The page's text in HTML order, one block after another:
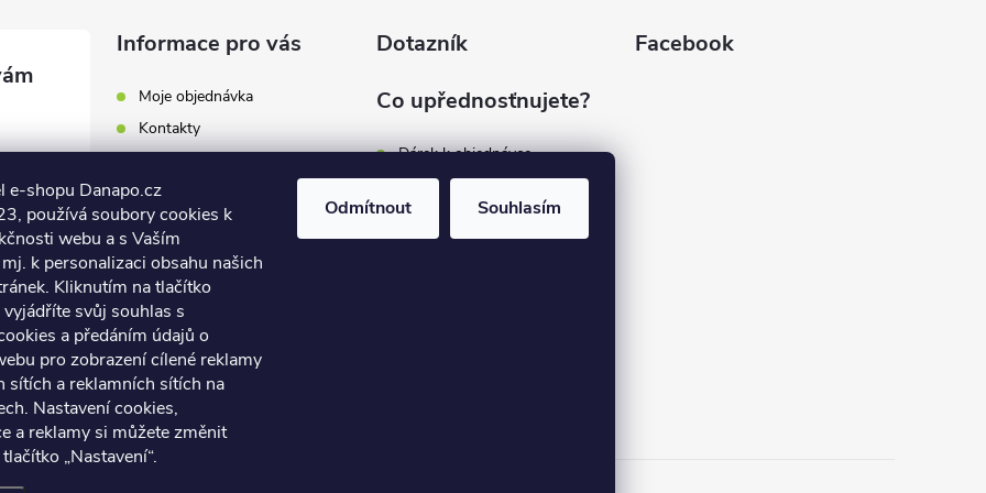
e-shopu Danapo.cz
používá soubory cookies k
webu a s Vaším
k personalizaci obsahu našich
Kliknutím na tlačítko
vyjádříte svůj souhlas s
a předáním údajů o
pro zobrazení cílené reklamy
sítích a reklamních sítích na
Nastavení cookies,
a reklamy si můžete změnit
„Nastavení“.
Odmítnout Souhlasím
446
446
Informace pro vás
Moje objednávka
Kontakty
Hodnocení obchodu
Obchodní podmínky
Reklamace a výměna zboží
Podmínky ochrany osobních
údajů
Soubory cookies
Napište nám
Jak nakupovat? / How to
shop?
Dotazník
Co upřednosťnujete?
Dárek k objednávce
Zákaznický servis
Dopravu zdarma
Facebook